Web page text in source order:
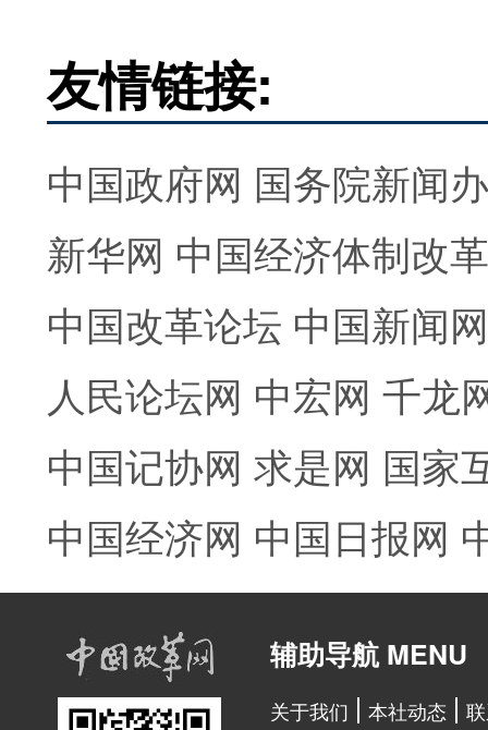
友情链接:
中国政府网 国务院新闻
新华网 中国经济体制改
中国改革论坛 中国新闻网
人民论坛网 中宏网 千龙
中国记协网 求是网 国家
中国经济网 中国日报网
辅助导航 MENU
关于我们 本社动态